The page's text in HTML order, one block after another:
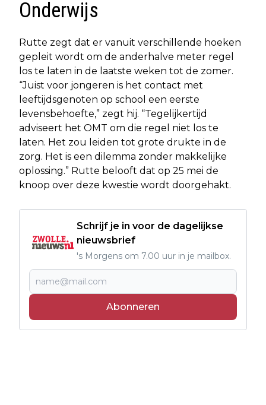
Onderwijs
Rutte zegt dat er vanuit verschillende hoeken
gepleit wordt om de anderhalve meter regel
los te laten in de laatste weken tot de zomer.
“Juist voor jongeren is het contact met
leeftijdsgenoten op school een eerste
levensbehoefte,” zegt hij. “Tegelijkertijd
adviseert het OMT om die regel niet los te
laten. Het zou leiden tot grote drukte in de
zorg. Het is een dilemma zonder makkelijke
oplossing.” Rutte belooft dat op 25 mei de
knoop over deze kwestie wordt doorgehakt.
Schrijf je in voor de dagelijkse
nieuwsbrief
's Morgens om 7.00 uur in je mailbox.
Abonneren